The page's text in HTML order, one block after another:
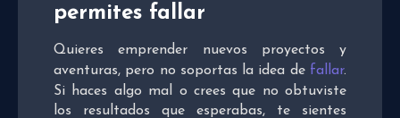
permites fallar
Quieres emprender nuevos proyectos y
aventuras, pero no soportas la idea de fallar.
Si haces algo mal o crees que no obtuviste
los resultados que esperabas, te sientes